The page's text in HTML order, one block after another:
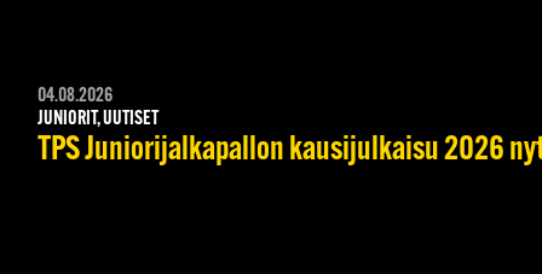
04.08.2026
JUNIORIT, UUTISET
TPS Juniorijalkapallon kausijulkaisu 2026